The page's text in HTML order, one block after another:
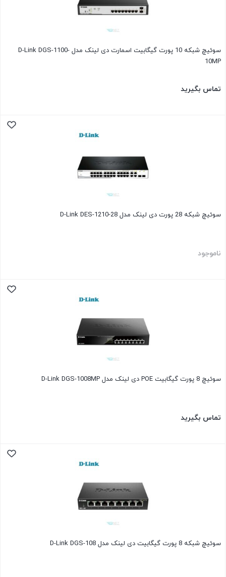
سوئیچ شبکه 10 پورت گیگابیت اسمارت دی لینک مدل D-Link DGS-1100-
10MP
تماس بگیرید
سوئیچ شبکه 28 پورت دی لینک مدل D-Link DES-1210-28
ناموجود
سوئیچ 8 پورت گیگابیت POE دی لینک مدل D-Link DGS-1008MP
تماس بگیرید
سوئیچ شبکه 8 پورت گیگابیت دی لینک مدل D-Link DGS-108